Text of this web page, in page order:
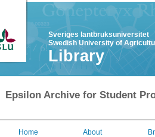
Sveriges lantbruksuniversitet
Swedish University of
Library
Epsilon Archive for Student
Home About